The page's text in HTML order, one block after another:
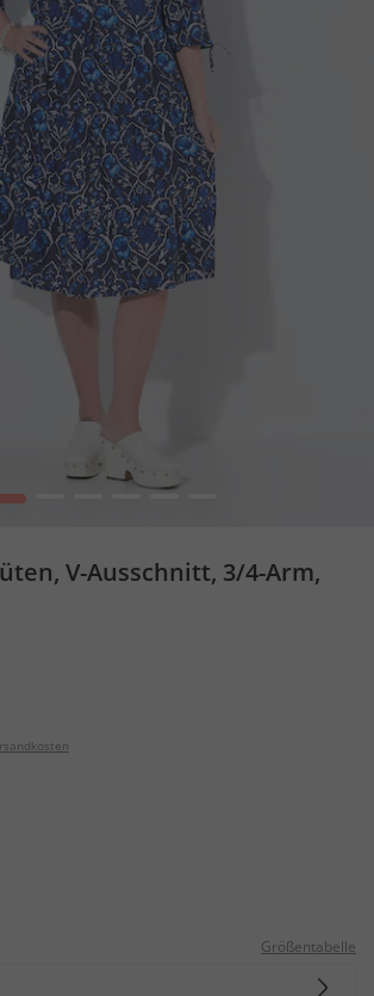
1
V-Ausschnitt, 3/4-Arm,
Größentabelle